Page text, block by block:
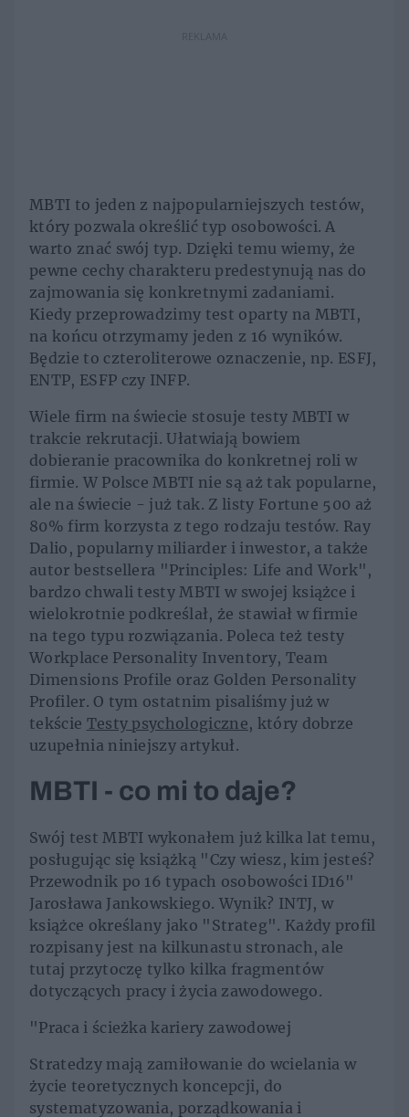
REKLAMA
MBTI to jeden z najpopularniejszych testów,
który pozwala określić typ osobowości. A
warto znać swój typ. Dzięki temu wiemy, że
pewne cechy charakteru predestynują nas do
zajmowania się konkretnymi zadaniami.
Kiedy przeprowadzimy test oparty na MBTI,
na końcu otrzymamy jeden z 16 wyników.
Będzie to czteroliterowe oznaczenie, np. ESFJ,
ENTP, ESFP czy INFP.
Wiele firm na świecie stosuje testy MBTI w
trakcie rekrutacji. Ułatwiają bowiem
dobieranie pracownika do konkretnej roli w
firmie. W Polsce MBTI nie są aż tak popularne,
ale na świecie - już tak. Z listy Fortune 500 aż
80% firm korzysta z tego rodzaju testów. Ray
Dalio, popularny miliarder i inwestor, a także
autor bestsellera "Principles: Life and Work",
bardzo chwali testy MBTI w swojej książce i
wielokrotnie podkreślał, że stawiał w firmie
na tego typu rozwiązania. Poleca też testy
Workplace Personality Inventory, Team
Dimensions Profile oraz Golden Personality
Profiler. O tym ostatnim pisaliśmy już w
tekście Testy psychologiczne, który dobrze
uzupełnia niniejszy artykuł.
MBTI - co mi to daje?
Swój test MBTI wykonałem już kilka lat temu,
posługując się książką "Czy wiesz, kim jesteś?
Przewodnik po 16 typach osobowości ID16"
Jarosława Jankowskiego. Wynik? INTJ, w
książce określany jako "Strateg". Każdy profil
rozpisany jest na kilkunastu stronach, ale
tutaj przytoczę tylko kilka fragmentów
dotyczących pracy i życia zawodowego.
"Praca i ścieżka kariery zawodowej
Stratedzy mają zamiłowanie do wcielania w
życie teoretycznych koncepcji, do
systematyzowania, porządkowania i